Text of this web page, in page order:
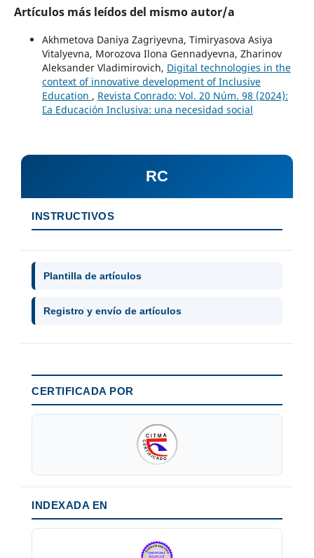
Artículos más leídos del mismo autor/a
Akhmetova Daniya Zagriyevna, Timiryasova Asiya
Vitalyevna, Morozova Ilona Gennadyevna, Zharinov
Aleksander Vladimirovich, Digital technologies in the
context of innovative development of Inclusive
Education , Revista Conrado: Vol. 20 Núm. 98 (2024):
¨¨La Educación Inclusiva: una necesidad social
RC
INSTRUCTIVOS
Plantilla de artículos
Registro y envío de artículos
CERTIFICADA POR
INDEXADA EN